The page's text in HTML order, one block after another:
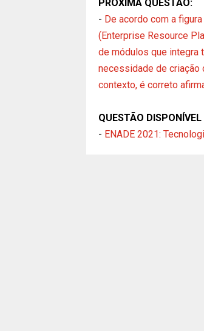
PRÓXIMA QUESTÃO:
- De acordo com a
(Enterprise Resource
de módulos que integra
necessidade de criação
contexto, é correto
QUESTÃO DISPONÍVEL
- ENADE 2021: